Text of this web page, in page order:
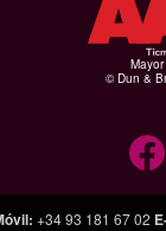
© Dun &
: +34 93 181 67 02